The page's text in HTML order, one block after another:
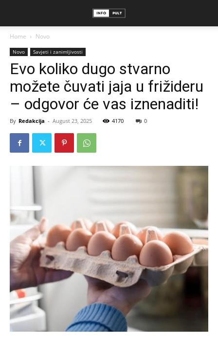
Home Novo
Novo Savjeti i zanimljivosti
Evo koliko dugo stvarno
možete čuvati jaja u frižideru
– odgovor će vas iznenaditi!
By Redakcija - August 23, 2025 4170 0